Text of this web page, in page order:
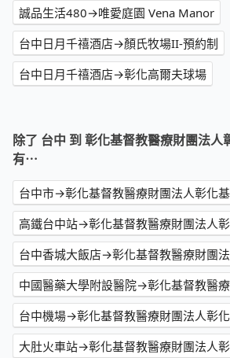
誠品生活480→唯愛庭園 Vena Manor
台中日月千禧酒店→顏氏牧場II-預約制
台中日月千禧酒店→彰化高爾夫球場
除了 台中 到 彰化基督教醫療財團法人
有⋯
台中市→彰化基督教醫療財團法人彰化
高鐵台中站→彰化基督教醫療財團法人
台中香城大飯店→彰化基督教醫療財團
台中機場→彰化基督教醫療財團法人彰
大肚火車站→彰化基督教醫療財團法人